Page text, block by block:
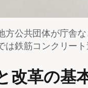
方公共団体が庁舎
鉄筋コンクリー
改革の基